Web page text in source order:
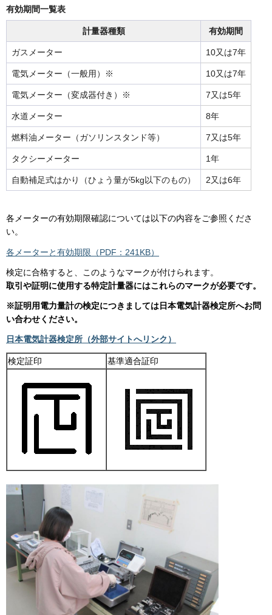
有効期間一覧表
計量器種類 有効期間
ガスメーター 10又は7年
電気メーター（一般用）※ 10又は7年
電気メーター（変成器付き）※ 7又は5年
水道メーター 8年
燃料油メーター（ガソリンスタンド等） 7又は5年
タクシーメーター 1年
自動補足式はかり（ひょう量が5kg以下のもの） 2又は6年
各メーターの有効期限確認については以下の内容をご参照くださ
い。
各メーターと有効期限（PDF：241KB）
検定に合格すると、このようなマークが付けられます。
取引や証明に使用する特定計量器にはこれらのマークが必要です。
※証明用電力量計の検定につきましては日本電気計器検定所へお問
い合わせください。
日本電気計器検定所（外部サイトへリンク）
検定証印 基準適合証印